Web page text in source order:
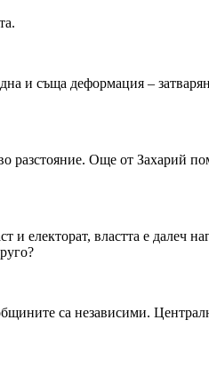
и съща деформация –
разстояние. Още от Захарий
електорат, властта е далеч
са независими.